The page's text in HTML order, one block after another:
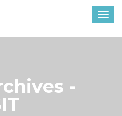
-